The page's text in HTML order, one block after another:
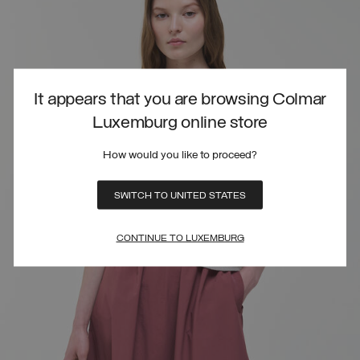
It appears that you are browsing Colmar
Luxemburg online store
How would you like to proceed?
SWITCH TO UNITED STATES
CONTINUE TO LUXEMBURG